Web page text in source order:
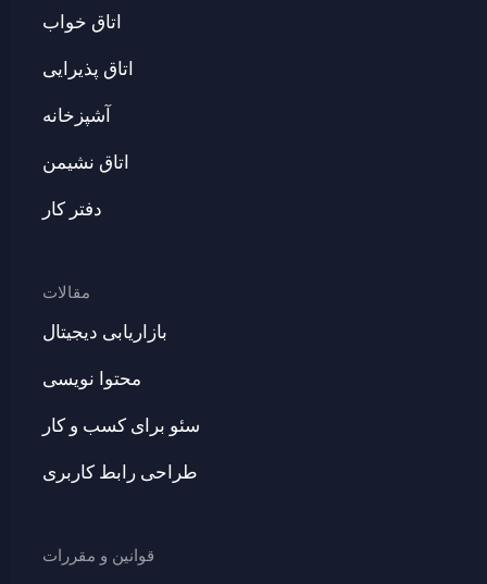
اتاق خواب
اتاق پذیرایی
آشپزخانه
اتاق نشیمن
دفتر کار
مقالات
بازاریابی دیجیتال
محتوا نویسی
سئو برای کسب و کار
طراحی رابط کاربری
قوانین و مقررات